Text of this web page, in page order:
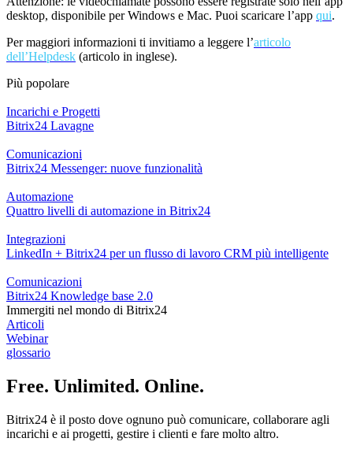
desktop, disponibile per Windows e Mac. Puoi scaricare l’app qui.
Per maggiori informazioni ti invitiamo a leggere l’articolo
dell’Helpdesk (articolo in inglese).
Più popolare
Incarichi e Progetti
Bitrix24 Lavagne
Comunicazioni
Bitrix24 Messenger: nuove funzionalità
Automazione
Quattro livelli di automazione in Bitrix24
Integrazioni
LinkedIn + Bitrix24 per un flusso di lavoro CRM più intelligente
Comunicazioni
Bitrix24 Knowledge base 2.0
Immergiti nel mondo di Bitrix24
Articoli
Webinar
glossario
Free. Unlimited. Online.
Bitrix24 è il posto dove ognuno può comunicare, collaborare agli
incarichi e ai progetti, gestire i clienti e fare molto altro.